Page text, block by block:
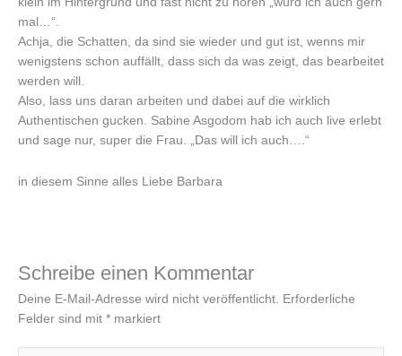
mal…“.
Achja, die Schatten, da sind sie wieder und gut ist, wenns mir
wenigstens schon auffällt, dass sich da was zeigt, das bearbeitet
werden will.
Also, lass uns daran arbeiten und dabei auf die wirklich
Authentischen gucken. Sabine Asgodom hab ich auch live erlebt
und sage nur, super die Frau. „Das will ich auch….“
in diesem Sinne alles Liebe Barbara
Schreibe einen Kommentar
Deine E-Mail-Adresse wird nicht veröffentlicht.
Erforderliche
Felder sind mit * markiert